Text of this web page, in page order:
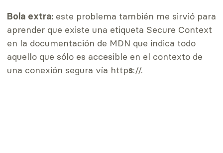
Bola extra: este problema también me sirvió para
aprender que existe una etiqueta Secure Context
en la documentación de MDN que indica todo
aquello que sólo es accesible en el contexto de
una conexión segura vía https://.